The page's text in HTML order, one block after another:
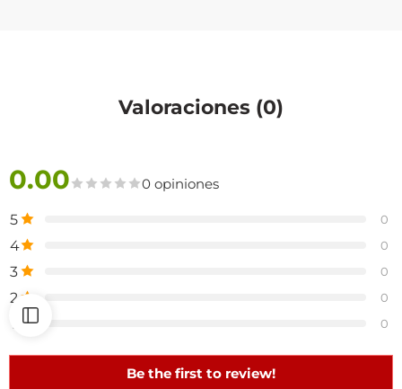
Valoraciones (0)
0.00 0 opiniones
5 0
4 0
3 0
2 0
0
Be the first to review!